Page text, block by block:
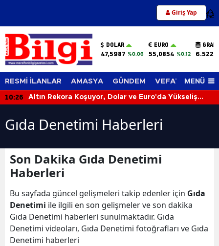
Giriş Yap 12
DOLAR
47,5987 %0.06
EURO
55,0854 %0.12
RESMİ İLANLAR AMASYA GÜNDEM VEFAT EDENLER
MENÜ
10:26
Altın Rekora Koşuyor, Dolar ve Euro'da Yükseliş
Gıda Denetimi Haberleri
Son Dakika Gıda Denetimi
Haberleri
Bu sayfada güncel gelişmeleri takip edenler için Gıda
Denetimi ile ilgili en son gelişmeler ve son dakika
Gıda Denetimi haberleri sunulmaktadır. Gıda
Denetimi videoları, Gıda Denetimi fotoğrafları ve Gıda
Denetimi haberleri